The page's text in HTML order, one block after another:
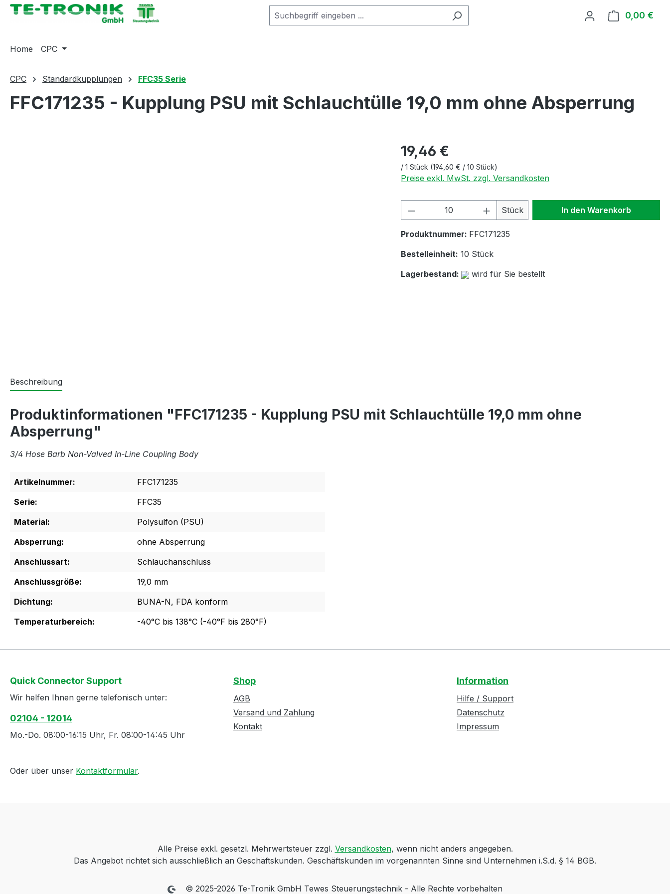
Zur Hauptnavigation springen 0,00 €
Home CPC
CPC Standardkupplungen FFC35 Serie
FFC171235 - Kupplung PSU mit Schlauchtülle 19,0 mm ohne Absperrung
19,46 €
/ 1 Stück (194,60 € / 10 Stück)
Preise exkl. MwSt. zzgl. Versandkosten
Produkt Anzahl: Gib den gewünschten Wert
Stück In den Warenkorb
Produktnummer: FFC171235
Bestelleinheit: 10 Stück
Lagerbestand:
wird für Sie bestellt
Beschreibung
Produktinformationen "FFC171235 - Kupplung PSU mit Schlauchtülle 19,0 mm ohne
Absperrung"
3/4 Hose Barb Non-Valved In-Line Coupling Body
Artikelnummer:
FFC171235
Serie:
FFC35
Material:
Polysulfon (PSU)
Absperrung:
ohne Absperrung
Anschlussart:
Schlauchanschluss
Anschlussgröße:
19,0 mm
Dichtung:
BUNA-N, FDA konform
Temperaturbereich:
-40°C bis 138°C (-40°F bis 280°F)
Quick Connector Support
Wir helfen Ihnen gerne telefonisch unter:
02104 - 12014
Mo.-Do. 08:00-16:15 Uhr, Fr. 08:00-14:45 Uhr
Oder über unser Kontaktformular.
Shop
AGB
Versand und Zahlung
Kontakt
Information
Hilfe / Support
Datenschutz
Impressum
Alle Preise exkl. gesetzl. Mehrwertsteuer zzgl. Versandkosten, wenn nicht anders angegeben.
Das Angebot richtet sich ausschließlich an Geschäftskunden. Geschäftskunden im vorgenannten Sinne sind Unternehmen i.S.d. § 14 BGB.
© 2025-2026 Te-Tronik GmbH Tewes Steuerungstechnik - Alle Rechte vorbehalten